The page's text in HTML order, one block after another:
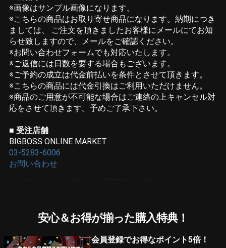
※画像はサンプル画像になります。
※こちらの商品はお取り寄せ商品になります。納期につき
ましては、 ご注文を頂きましたお客様にメールにてお知
らせ致しますので、メールをご確認ください。
※お問い合わせフォームでも対応いたします。
※ご返信には日数を要する場合もございます。
※ご予約の成立は代金前払いを条件とさせて頂きます。
​​​​​​​※こちらの商品には代金引換はご利用いただけません。
※商品のご用意が不可能な場合はご連絡の上キャンセル対
応をさせて頂きます。予めご了承下さい。
■ 受注店舗
BIGBOSS ONLINE MARKET
03-5283-6006
お問い合わせ
安心＆お得が揃った購入特典！
会員登録でお得なポイント5倍！